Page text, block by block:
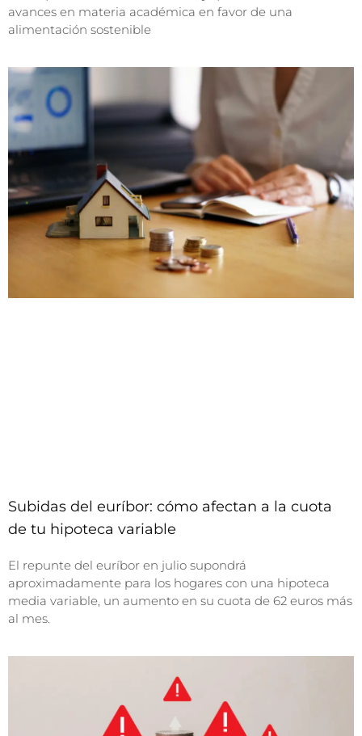
avances en materia académica en favor de una
alimentación sostenible
Subidas del euríbor: cómo afectan a la cuota
de tu hipoteca variable
El repunte del euríbor en julio supondrá
aproximadamente para los hogares con una hipoteca
media variable, un aumento en su cuota de 62 euros más
al mes.